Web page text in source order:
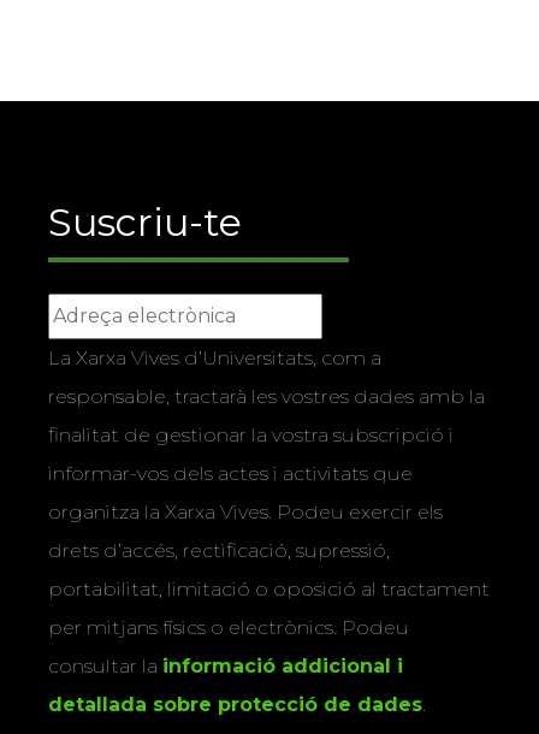
Suscriu-te
La Xarxa Vives d’Universitats, com a
responsable, tractarà les vostres dades amb la
finalitat de gestionar la vostra subscripció i
informar-vos dels actes i activitats que
organitza la Xarxa Vives. Podeu exercir els
drets d’accés, rectificació, supressió,
portabilitat, limitació o oposició al tractament
per mitjans físics o electrònics. Podeu
consultar la informació addicional i
detallada sobre protecció de dades.